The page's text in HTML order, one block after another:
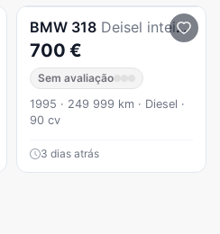
BMW 318 Deisel inteiro para peças com documentos ler
700 €
Sem avaliação
1995 · 249 999 km · Diesel ·
90 cv
3 dias atrás